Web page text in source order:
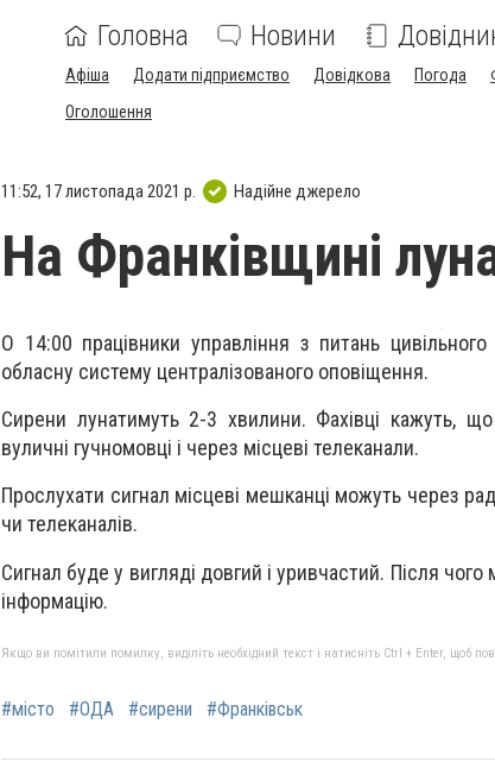
Головна Новини
Афіша Додати підприємство Довідкова Погода
Оголошення
11:52, 17 листопада 2021 р. Надійне джерело
На Франківщині
О 14:00 працівники управління з питань цивільного
обласну систему централізованого оповіщення.
Сирени лунатимуть 2-3 хвилини. Фахівці кажуть,
вуличні гучномовці і через місцеві телеканали.
Прослухати сигнал місцеві мешканці можуть через
чи телеканалів.
Сигнал буде у вигляді довгий і уривчастий. Після
інформацію.
Якщо ви помітили помилку, виділіть необхідний текст і натисніть Ctrl + Enter, щоб
#місто #ОДА #сирени #Франківськ